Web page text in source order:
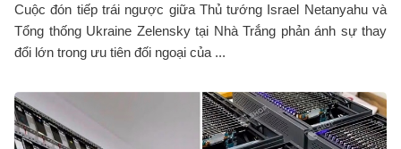
Cuộc đón tiếp trái ngược giữa Thủ tướng Israel Netanyahu và
Tổng thống Ukraine Zelensky tại Nhà Trắng phản ánh sự thay
đổi lớn trong ưu tiên đối ngoại của ...